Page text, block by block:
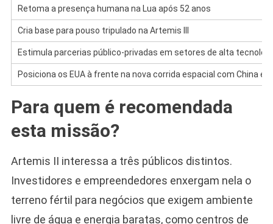
Retoma a presença humana na Lua após 52 anos
Cria base para pouso tripulado na Artemis III
Estimula parcerias público-privadas em setores de alta
Posiciona os EUA à frente na nova corrida espacial com China e
Para quem é recomendada
esta missão?
Artemis II interessa a três públicos distintos.
Investidores e empreendedores enxergam nela o
terreno fértil para negócios que exigem ambiente
livre de água e energia baratas, como centros de